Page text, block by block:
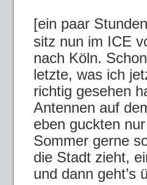
[ein paar
sitz nun im ICE
nach Köln.
letzte, was ich
richtig gesehen
Antennen auf
eben guckten
Sommer gerne
die Stadt zieht,
und dann geht’s